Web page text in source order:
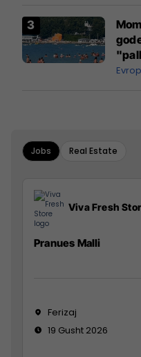
Jobs Real Estate
Viva Fresh
Pranues Malli
Ferizaj
19 Gusht 2026